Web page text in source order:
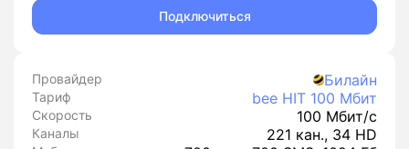
Подключиться
Провайдер Билайн
Тариф bee HIT 100 Мбит
Скорость 100 Мбит/с
Каналы 221 кан., 34 HD